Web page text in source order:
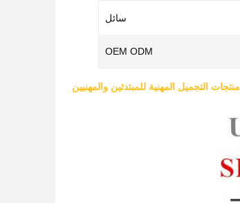
سائل
OEM ODM
منتجات التجميل المهنية للمبتدئين والمهنيين